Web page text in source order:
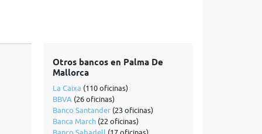
Otros bancos en Palma De
Mallorca
La Caixa (110 oficinas)
BBVA (26 oficinas)
Banco Santander(23 oficinas)
Banca March(22 oficinas)